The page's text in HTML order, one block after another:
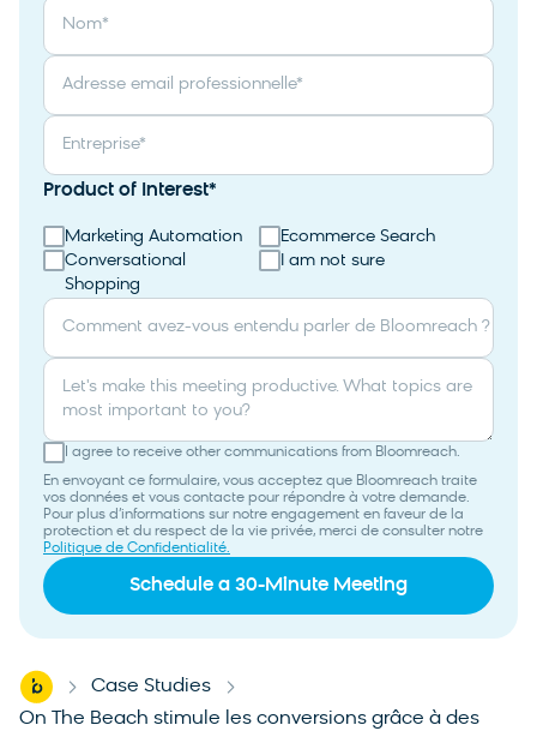
Nom*
Adresse email professionnelle*
Entreprise*
Product of Interest*
Marketing Automation
Ecommerce Search
Conversational
Shopping
I am not sure
Comment avez-vous entendu parler de Bloomreach ?
Let's make this meeting productive. What topics are
most important to you?
I agree to receive other communications from Bloomreach.
En envoyant ce formulaire, vous acceptez que Bloomreach traite
vos données et vous contacte pour répondre à votre demande.
Pour plus d’informations sur notre engagement en faveur de la
protection et du respect de la vie privée, merci de consulter notre
Politique de Confidentialité.
Home Case Studies
On The Beach stimule les conversions grâce à des